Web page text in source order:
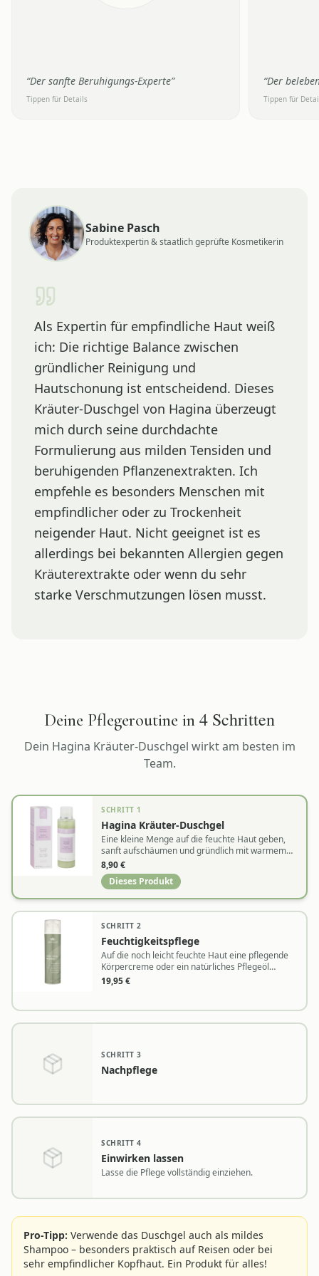
“Der sanfte Beruhigungs-Experte”
Tippen für Details
“Der
Tippen für
Sabine Pasch
Produktexpertin & staatlich geprüfte Kosmetikerin
Als Expertin für empfindliche Haut weiß
ich: Die richtige Balance zwischen
gründlicher Reinigung und
Hautschonung ist entscheidend. Dieses
Kräuter-Duschgel von Hagina überzeugt
mich durch seine durchdachte
Formulierung aus milden Tensiden und
beruhigenden Pflanzenextrakten. Ich
empfehle es besonders Menschen mit
empfindlicher oder zu Trockenheit
neigender Haut. Nicht geeignet ist es
allerdings bei bekannten Allergien gegen
Kräuterextrakte oder wenn du sehr
starke Verschmutzungen lösen musst.
Deine Pflegeroutine in 4 Schritten
Dein Hagina Kräuter-Duschgel wirkt am besten im
Team.
SCHRITT 1
Hagina Kräuter-Duschgel
Eine kleine Menge auf die feuchte Haut geben,
sanft aufschäumen und gründlich mit warmem
Wasser abspülen
8,90€
Dieses Produkt
SCHRITT 2
Feuchtigkeitspflege
Auf die noch leicht feuchte Haut eine pflegende
Körpercreme oder ein natürliches Pflegeöl
auftragen
19,95€
SCHRITT 3
Nachpflege
SCHRITT 4
Einwirken lassen
Lasse die Pflege vollständig einziehen.
Pro-Tipp: Verwende das Duschgel auch als mildes
Shampoo – besonders praktisch auf Reisen oder bei
sehr empfindlicher Kopfhaut. Ein Produkt für alles!